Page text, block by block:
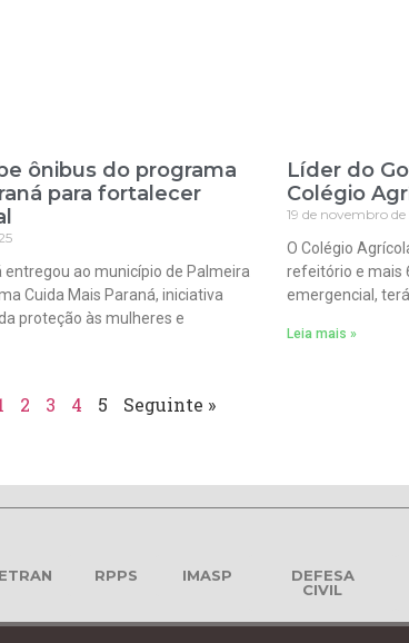
ônibus do programa
para fortalecer
entregou ao município de Palmeira
Cuida Mais Paraná, iniciativa
proteção às mulheres e
Líder do
Colégio
19 de novembro
O Colégio
refeitório e mais
emergencial,
Leia mais »
2 3 4 5 Seguinte »
RPPS IMASP
DEFESA
CIVIL